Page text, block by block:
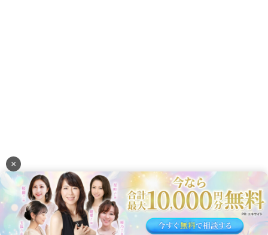
×
利用規約
© 合同会社Lani. Lani®は登録商標です。
Lani内の電話占いインスピ専門ガイド